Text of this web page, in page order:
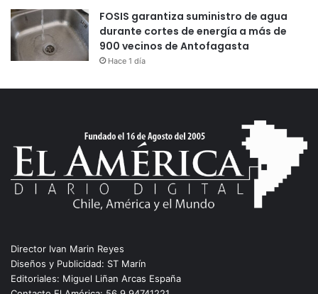
FOSIS garantiza suministro de agua
durante cortes de energía a más de
900 vecinos de Antofagasta
Hace 1 día
Director Ivan Marin Reyes
Diseños y Publicidad: ST Marín
Editoriales: Miguel Liñan Arcas España